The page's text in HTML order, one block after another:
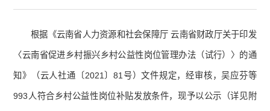
根据《云南省人力资源和社会保障厅 云南省财政厅关于印发
〈云南省促进乡村振兴乡村公益性岗位管理办法（试行）〉的通
知》（云人社通〔2021〕81号）文件规定，经审核，吴应芬等
993人符合乡村公益性岗位补贴发放条件，现予以公示（详见附